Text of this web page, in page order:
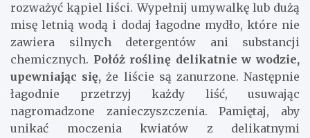
rozważyć kąpiel liści. Wypełnij umywalkę lub dużą
misę letnią wodą i dodaj łagodne mydło, które nie
zawiera silnych detergentów ani substancji
chemicznych. Połóż roślinę delikatnie w wodzie,
upewniając się, że liście są zanurzone. Następnie
łagodnie przetrzyj każdy liść, usuwając
nagromadzone zanieczyszczenia. Pamiętaj, aby
unikać moczenia kwiatów z delikatnymi